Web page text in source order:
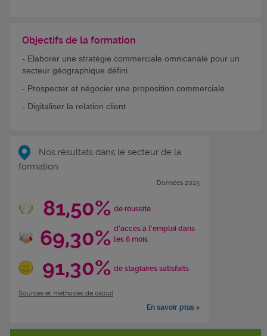
Objectifs de la formation
- Elaborer une stratégie commerciale omnicanale pour un
secteur géographique défini
- Prospecter et négocier une proposition commerciale
- Digitaliser la relation client
Nos résultats dans le secteur de la
formation
Données 2025
81,50% de réussite
69,30% d'accès à l'emploi dans
les 6 mois
91,30% de stagiaires satisfaits
Sources et méthodes de calcul
En savoir plus >